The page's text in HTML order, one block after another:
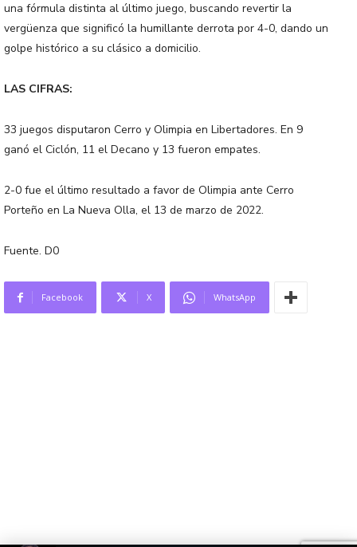
una fórmula distinta al último juego, buscando revertir la
vergüenza que significó la humillante derrota por 4-0, dando un
golpe histórico a su clásico a domicilio.
LAS CIFRAS:
33 juegos disputaron Cerro y Olimpia en Libertadores. En 9
ganó el Ciclón, 11 el Decano y 13 fueron empates.
2-0 fue el último resultado a favor de Olimpia ante Cerro
Porteño en La Nueva Olla, el 13 de marzo de 2022.
Fuente. D0
Facebook X WhatsApp